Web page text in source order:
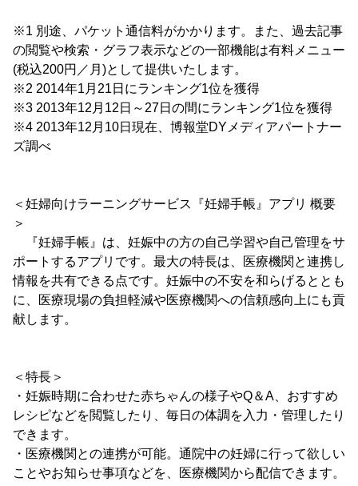
※1 別途、パケット通信料がかかります。また、過去記事
の閲覧や検索・グラフ表示などの一部機能は有料メニュー
(税込200円／月)として提供いたします。
※2 2014年1月21日にランキング1位を獲得
※3 2013年12月12日～27日の間にランキング1位を獲得
※4 2013年12月10日現在、博報堂DYメディアパートナー
ズ調べ
＜妊婦向けラーニングサービス『妊婦手帳』アプリ 概要
＞
『妊婦手帳』は、妊娠中の方の自己学習や自己管理をサ
ポートするアプリです。最大の特長は、医療機関と連携し
情報を共有できる点です。妊娠中の不安を和らげるととも
に、医療現場の負担軽減や医療機関への信頼感向上にも貢
献します。
＜特長＞
・妊娠時期に合わせた赤ちゃんの様子やQ＆A、おすすめ
レシピなどを閲覧したり、毎日の体調を入力・管理したり
できます。
・医療機関との連携が可能。通院中の妊婦に行って欲しい
ことやお知らせ事項などを、医療機関から配信できます。